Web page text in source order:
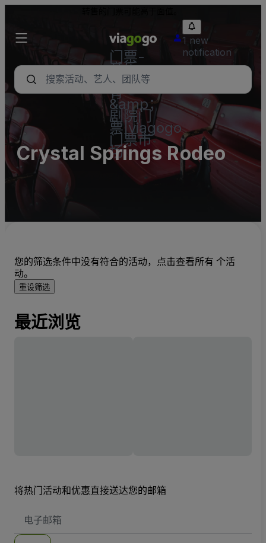
门票-
音乐
会，体
育
&amp；
剧院门
票|viagogo
门票市
场
1 new
notification
Crystal Springs Rodeo
您的筛选条件中没有符合的活动，点击查看所有 个活
动。
重设筛选
最近浏览
将热门活动和优惠直接送达您的邮箱
子